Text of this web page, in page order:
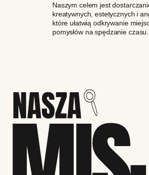
Naszym celem jest
kreatywnych, estetycznych i
które ułatwią odkrywanie
pomysłów na spędzanie czasu.